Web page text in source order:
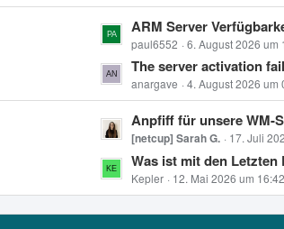
t
r
ä
g
e
e
B
e
i
t
r
ä
g
e
L
e
t
z
t
e
B
e
i
ARM Server
paul6552 6. August 2026 um
The server activation
anargave 4. August 2026 um
L
e
t
z
t
e
Anpfiff für unsere WM-
[netcup] Sarah G. 17. Juli
Was ist mit den Letzten
Kepler 12. Mai 2026 um 16:42